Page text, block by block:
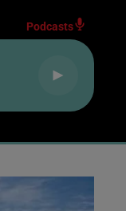
Podcasts